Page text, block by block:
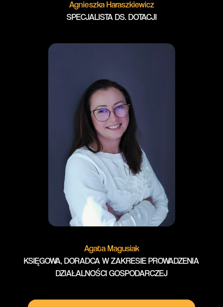
Agnieszka Haraszkiewicz
SPECJALISTA DS. DOTACJI
Agata Magusiak
KSIĘGOWA, DORADCA W ZAKRESIE PROWADZENIA
DZIAŁALNOŚCI GOSPODARCZEJ